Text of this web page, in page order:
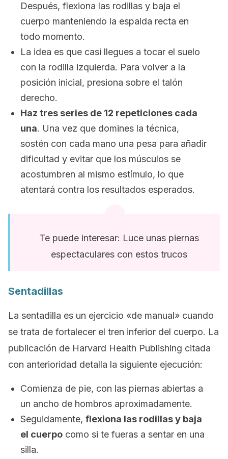
Después, flexiona las rodillas y baja el
cuerpo manteniendo la espalda recta en
todo momento.
La idea es que casi llegues a tocar el suelo
con la rodilla izquierda. Para volver a la
posición inicial, presiona sobre el talón
derecho.
Haz tres series de 12 repeticiones cada
una. Una vez que domines la técnica,
sostén con cada mano una pesa para añadir
dificultad y evitar que los músculos se
acostumbren al mismo estímulo, lo que
atentará contra los resultados esperados.
Te puede interesar: Luce unas piernas
espectaculares con estos trucos
Sentadillas
La sentadilla es un ejercicio «de manual» cuando
se trata de fortalecer el tren inferior del cuerpo. La
publicación de Harvard Health Publishing citada
con anterioridad detalla la siguiente ejecución:
Comienza de pie, con las piernas abiertas a
un ancho de hombros aproximadamente.
Seguidamente, flexiona las rodillas y baja
el cuerpo como si te fueras a sentar en una
silla.